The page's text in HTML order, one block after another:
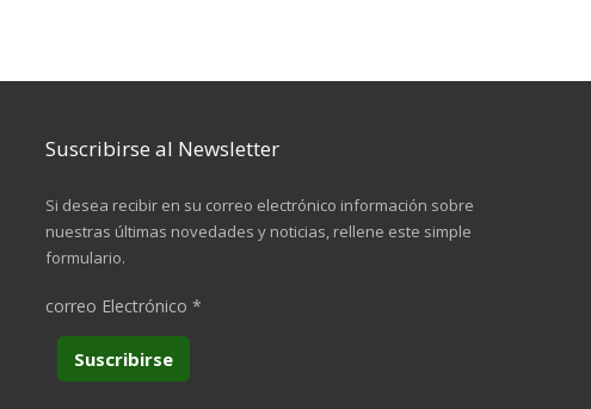
Suscribirse al Newsletter
Si desea recibir en su correo electrónico información sobre
nuestras últimas novedades y noticias, rellene este simple
formulario.
correo Electrónico *